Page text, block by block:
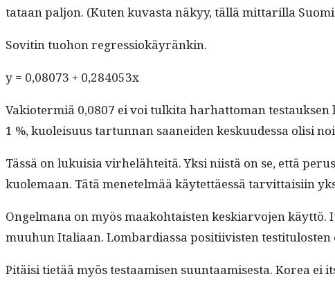
tataan paljon. (Kuten kuvas­ta näkyy, täl­lä mit­tar­il­la
Sovitin tuo­hon regressiokäyränkin.
y = 0,08073 + 0,284053x
Vakioter­miä 0,0807 ei voi tulki­ta harhat­toman tes­tauk­sen
1 %, kuoleisu­us tar­tun­nan saanei­den kesku­udessa olisi
Tässä on lukuisia virhelähteitä. Yksi niistä on se, että
kuole­maan. Tätä menetelmää käytet­täessä tarvit­taisi­in
Ongel­mana on myös maako­htais­ten keskiar­vo­jen
muuhun Ital­i­aan. Lom­bar­dias­sa posi­ti­ivis­ten testi­t­u­losten
Pitäisi tietää myös tes­taamisen suun­taamis­es­ta. Korea